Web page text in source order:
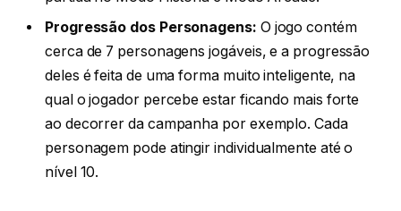
Progressão dos Personagens: O jogo contém
cerca de 7 personagens jogáveis, e a progressão
deles é feita de uma forma muito inteligente, na
qual o jogador percebe estar ficando mais forte
ao decorrer da campanha por exemplo. Cada
personagem pode atingir individualmente até o
nível 10.